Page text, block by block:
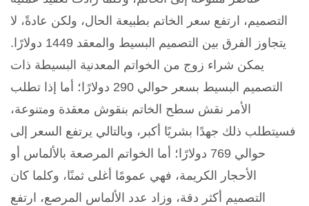
التصميم، ارتفع سعر الخاتم بطبيعة الحال، ولكن عادةً، لا
يتجاوز الفرق بين التصميم البسيط والمعقد 1449 دولارًا.
يمكن شراء زوج من الخواتم المعدنية البسيطة ذات
التصميم البسيط بسعر حوالي 290 دولارًا؛ أما إذا تطلب
الأمر نقش سطح الخاتم بنقوش معقدة ومتنوعة،
فسيتطلب ذلك جهدًا بشريًا أكبر، وبالتالي يرتفع السعر إلى
حوالي 769 دولارًا؛ أما الخواتم المرصعة بالألماس أو
الأحجار الكريمة، فهي عمومًا أغلى ثمنًا، وكلما كان
التصميم أكثر دقة، وزاد عدد الألماس المرصع، ارتفع